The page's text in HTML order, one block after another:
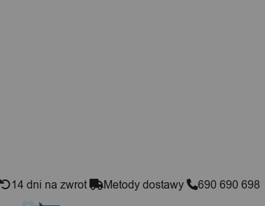
14 dni na zwrot Metody dostawy 690 690 698